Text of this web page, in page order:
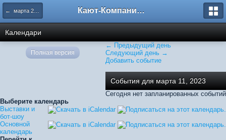
← марта 2023 Кают-Компания "Катера и Яхты"
Календари
← Предыдущий день
Следующий день →
Добавить событие
События для марта 11, 2023
Сегодня нет запланированных событий
Выберите календарь
Выставки и
бот-шоу
Основной
календарь
Полная версия